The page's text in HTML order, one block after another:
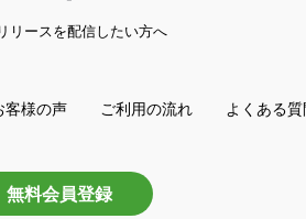
リースを配信したい方へ
客様の声 ご利用の流れ よくある質
無料会員登録